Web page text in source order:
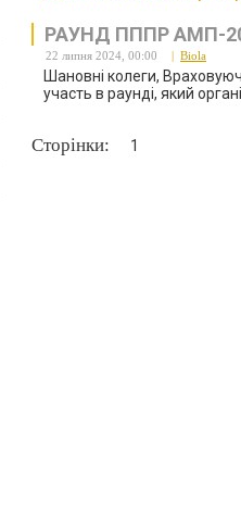
РАУНД ПППР АМП-
22 липня 2024, 00:00 | Biola
Шановні колеги,
участь в раунді, який
Сторінки: 1